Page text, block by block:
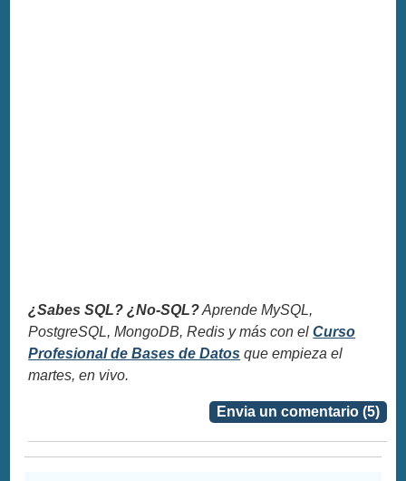
¿Sabes SQL? ¿No-SQL?Aprende MySQL,
PostgreSQL, MongoDB, Redis y más con elCurso
Profesional de Bases de Datos que empieza el
martes, en vivo.
Envia un comentario (5)